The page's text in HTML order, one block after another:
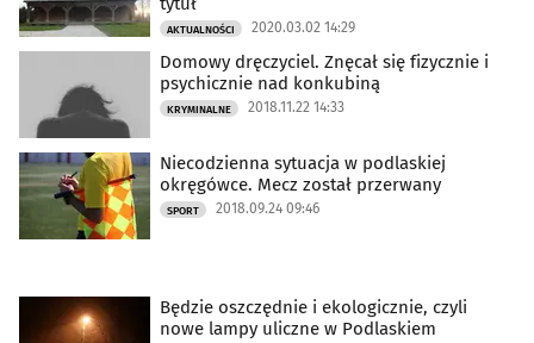
AKTUALNOŚCI 2020.03.02 14:29
Domowy dręczyciel. Znęcał się fizycznie i
psychicznie nad konkubiną
KRYMINALNE 2018.11.22 14:33
Niecodzienna sytuacja w podlaskiej
okręgówce. Mecz został przerwany
SPORT 2018.09.24 09:46
Będzie oszczędnie i ekologicznie, czyli
nowe lampy uliczne w Podlaskiem